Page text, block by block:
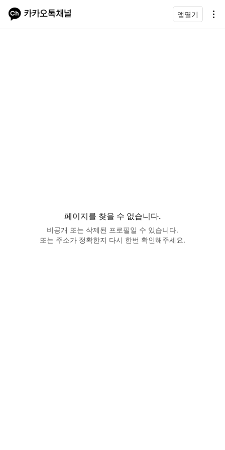
앱열기
페이지를 찾을 수 없습니다.
비공개 또는 삭제된 프로필일 수 있습니다.
또는 주소가 정확한지 다시 한번 확인해주세요.